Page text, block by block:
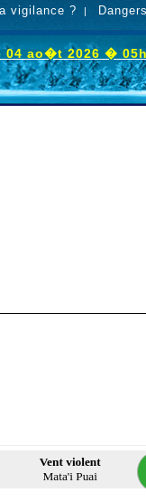
vigilance ? |
ao�t 2026 �